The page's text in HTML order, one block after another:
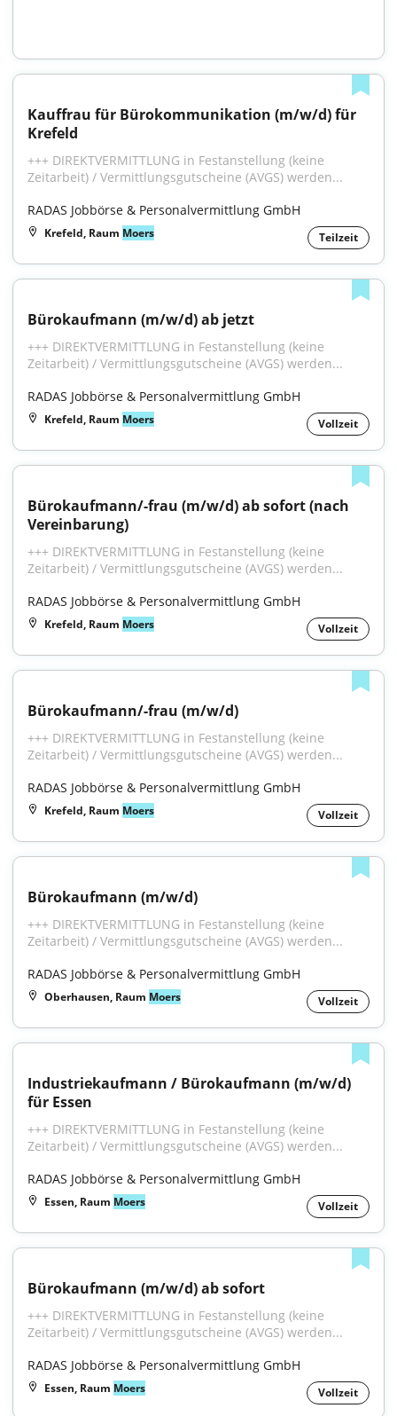
Kauffrau für Bürokommunikation (m/w/d) für
Krefeld
+++ DIREKTVERMITTLUNG in Festanstellung (keine
Zeitarbeit) / Vermittlungsgutscheine (AVGS) werden...
RADAS Jobbörse & Personalvermittlung GmbH
Krefeld, Raum Moers Teilzeit
Bürokaufmann (m/w/d) ab jetzt
+++ DIREKTVERMITTLUNG in Festanstellung (keine
Zeitarbeit) / Vermittlungsgutscheine (AVGS) werden...
RADAS Jobbörse & Personalvermittlung GmbH
Krefeld, Raum Moers Vollzeit
Bürokaufmann/-frau (m/w/d) ab sofort (nach
Vereinbarung)
+++ DIREKTVERMITTLUNG in Festanstellung (keine
Zeitarbeit) / Vermittlungsgutscheine (AVGS) werden...
RADAS Jobbörse & Personalvermittlung GmbH
Krefeld, Raum Moers Vollzeit
Bürokaufmann/-frau (m/w/d)
+++ DIREKTVERMITTLUNG in Festanstellung (keine
Zeitarbeit) / Vermittlungsgutscheine (AVGS) werden...
RADAS Jobbörse & Personalvermittlung GmbH
Krefeld, Raum Moers Vollzeit
Bürokaufmann (m/w/d)
+++ DIREKTVERMITTLUNG in Festanstellung (keine
Zeitarbeit) / Vermittlungsgutscheine (AVGS) werden...
RADAS Jobbörse & Personalvermittlung GmbH
Oberhausen, Raum Moers Vollzeit
Industriekaufmann / Bürokaufmann (m/w/d)
für Essen
+++ DIREKTVERMITTLUNG in Festanstellung (keine
Zeitarbeit) / Vermittlungsgutscheine (AVGS) werden...
RADAS Jobbörse & Personalvermittlung GmbH
Essen, Raum Moers Vollzeit
Bürokaufmann (m/w/d) ab sofort
+++ DIREKTVERMITTLUNG in Festanstellung (keine
Zeitarbeit) / Vermittlungsgutscheine (AVGS) werden...
RADAS Jobbörse & Personalvermittlung GmbH
Essen, Raum Moers Vollzeit